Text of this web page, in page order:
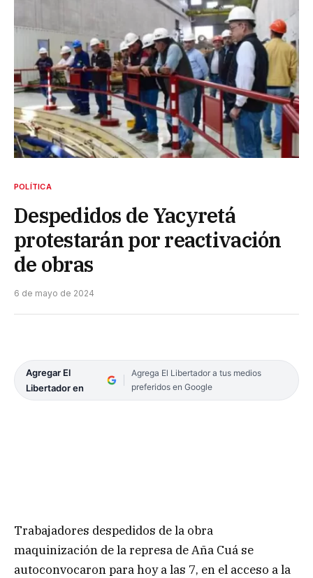
POLÍTICA
Despedidos de Yacyretá
protestarán por reactivación
de obras
6 de mayo de 2024
Agregar El
Libertador en
Agrega El Libertador a tus medios
preferidos en Google
Trabajadores despedidos de la obra
maquinización de la represa de Aña Cuá se
autoconvocaron para hoy a las 7, en el acceso a la